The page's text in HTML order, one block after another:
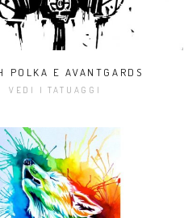
POLKA E AVANTGARDS
VEDI I TATUAGGI